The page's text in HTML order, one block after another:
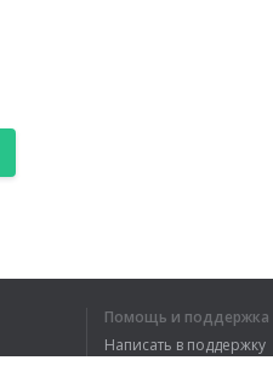
Помощь и поддержка
Написать в поддержку